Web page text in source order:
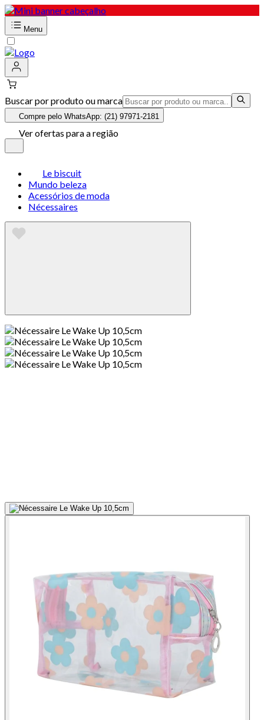
Menu
Buscar por produto ou marca
Compre pelo WhatsApp: (21) 97971-2181
Ver ofertas para a região
Le biscuit
Mundo beleza
Acessórios de moda
Nécessaires